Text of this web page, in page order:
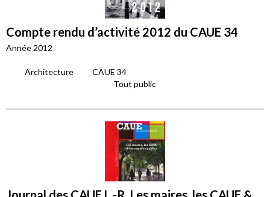
Compte rendu d’activité 2012 du CAUE 34
Année 2012
Architecture
CAUE 34
Tout public